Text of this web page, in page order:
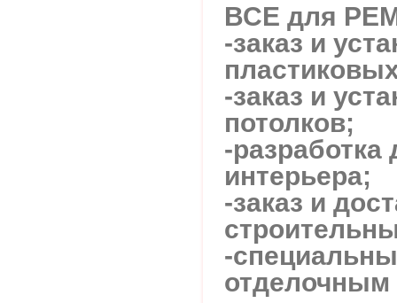
ВСЕ для
-заказ и
-заказ и
потолков;
-разработка
интерьера;
-заказ и
-
отделочным